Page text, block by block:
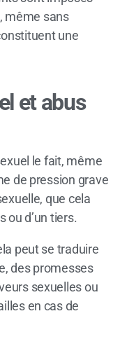
même sans
une
et abus
le fait, même
de pression grave
que cela
ou d’un tiers.
peut se traduire
des promesses
sexuelles ou
en cas de